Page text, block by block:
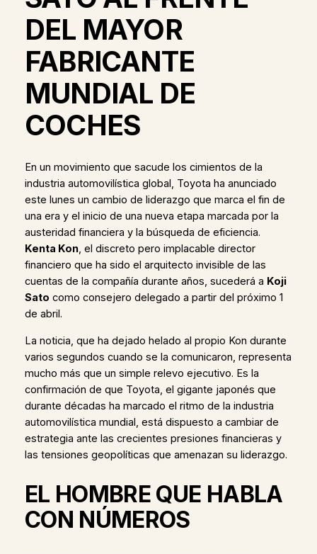
DEL MAYOR
FABRICANTE
MUNDIAL DE
COCHES
En un movimiento que sacude los cimientos de la
industria automovilística global, Toyota ha anunciado
este lunes un cambio de liderazgo que marca el fin de
una era y el inicio de una nueva etapa marcada por la
austeridad financiera y la búsqueda de eficiencia.
Kenta Kon, el discreto pero implacable director
financiero que ha sido el arquitecto invisible de las
cuentas de la compañía durante años, sucederá a Koji
Sato como consejero delegado a partir del próximo 1
de abril.
La noticia, que ha dejado helado al propio Kon durante
varios segundos cuando se la comunicaron, representa
mucho más que un simple relevo ejecutivo. Es la
confirmación de que Toyota, el gigante japonés que
durante décadas ha marcado el ritmo de la industria
automovilística mundial, está dispuesto a cambiar de
estrategia ante las crecientes presiones financieras y
las tensiones geopolíticas que amenazan su liderazgo.
EL HOMBRE QUE HABLA
CON NÚMEROS